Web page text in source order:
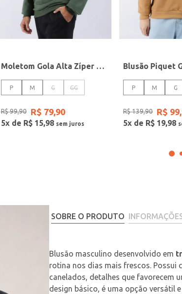
Moletom Gola Alta Zíper Masculina VERDE
P M G GG
R$99,90 R$ 79,90
5x de R$ 15,98
P M G
R$139,90 R$ 99,
5x de R$ 19,98
SOBRE O PRODUTO
Blusão masculino desenvolvido em
rotina nos dias mais frescos. Possui
canelados, detalhes que favorecem
design básico, é uma opção versátil